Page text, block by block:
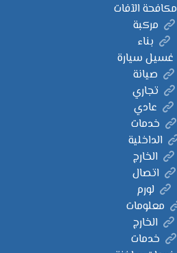
مكافحة الآفات
مركبة
بناء
غسيل سيارة
صيانة
تجاري
عادي
خدمات
الداخلية
الخارج
اتصال
لورم
معلومات
الخارج
خدمات